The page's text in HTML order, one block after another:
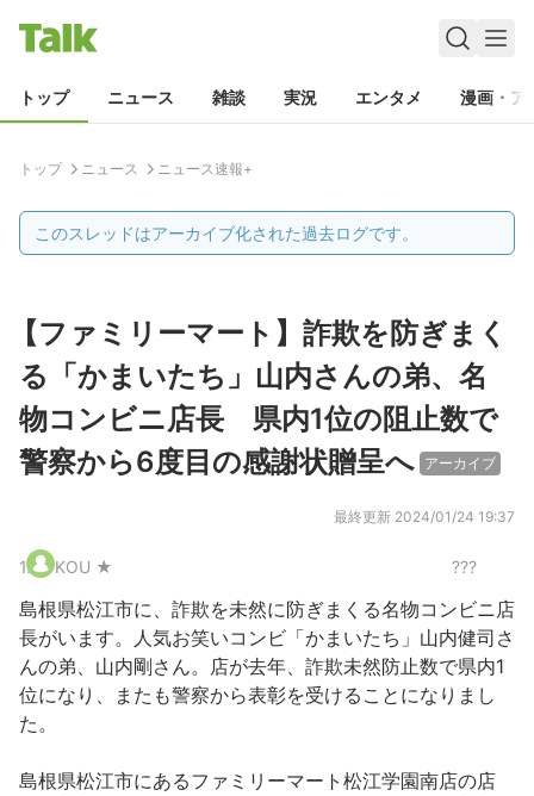
トップ ニュース 雑談 実況 エンタメ 漫画・ア
トップ ニュース ニュース速報+
このスレッドはアーカイブ化された過去ログです。
【ファミリーマート】詐欺を防ぎまく
る「かまいたち」山内さんの弟、名
物コンビニ店長 県内1位の阻止数で
警察から6度目の感謝状贈呈へ アーカイブ
最終更新 2024/01/24 19:37
1. KOU ★ ???
島根県松江市に、詐欺を未然に防ぎまくる名物コンビニ店
長がいます。人気お笑いコンビ「かまいたち」山内健司さ
んの弟、山内剛さん。店が去年、詐欺未然防止数で県内1
位になり、またも警察から表彰を受けることになりまし
た。
島根県松江市にあるファミリーマート松江学園南店の店